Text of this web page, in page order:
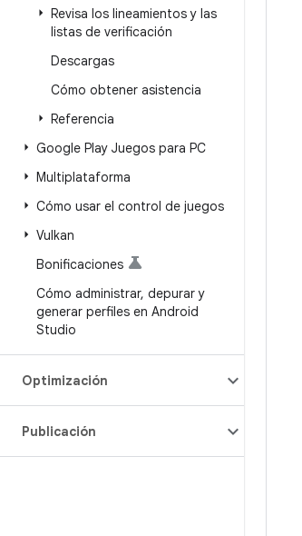
Revisa los lineamientos y las
listas de verificación
Descargas
Cómo obtener asistencia
Referencia
Google Play Juegos para PC
Multiplataforma
Cómo usar el control de juegos
Vulkan
Bonificaciones
Cómo administrar, depurar y
generar perfiles en Android
Studio
Optimización
Publicación